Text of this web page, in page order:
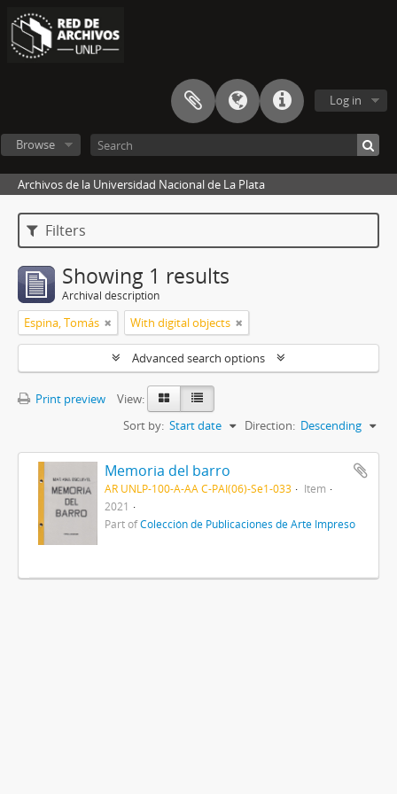
Log in
Browse
Archivos de la Universidad Nacional de La Plata
Filters
Showing 1 results
Archival description
Espina, Tomás With digital objects
Advanced search options
Print preview
View:
Sort by: Start date Direction: Descending
Memoria del barro
AR UNLP-100-A-AA C-PAI(06)-Se1-033
Item
2021
Part ofColección de Publicaciones de Arte Impreso